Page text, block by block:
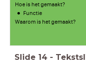
Hoe is het gemaakt?
Functie
Waarom is het gemaakt?
Slide 14 -